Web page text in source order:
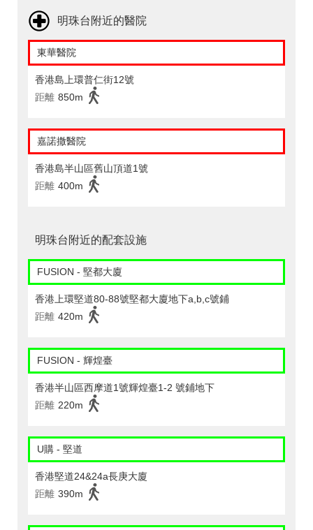
明珠台附近的醫院
東華醫院
香港島上環普仁街12號
距離 850m
嘉諾撒醫院
香港島半山區舊山頂道1號
距離 400m
明珠台附近的配套設施
FUSION - 堅都大廈
香港上環堅道80-88號堅都大廈地下a,b,c號鋪
距離 420m
FUSION - 輝煌臺
香港半山區西摩道1號輝煌臺1-2 號鋪地下
距離 220m
U購 - 堅道
香港堅道24&24a長庚大廈
距離 390m